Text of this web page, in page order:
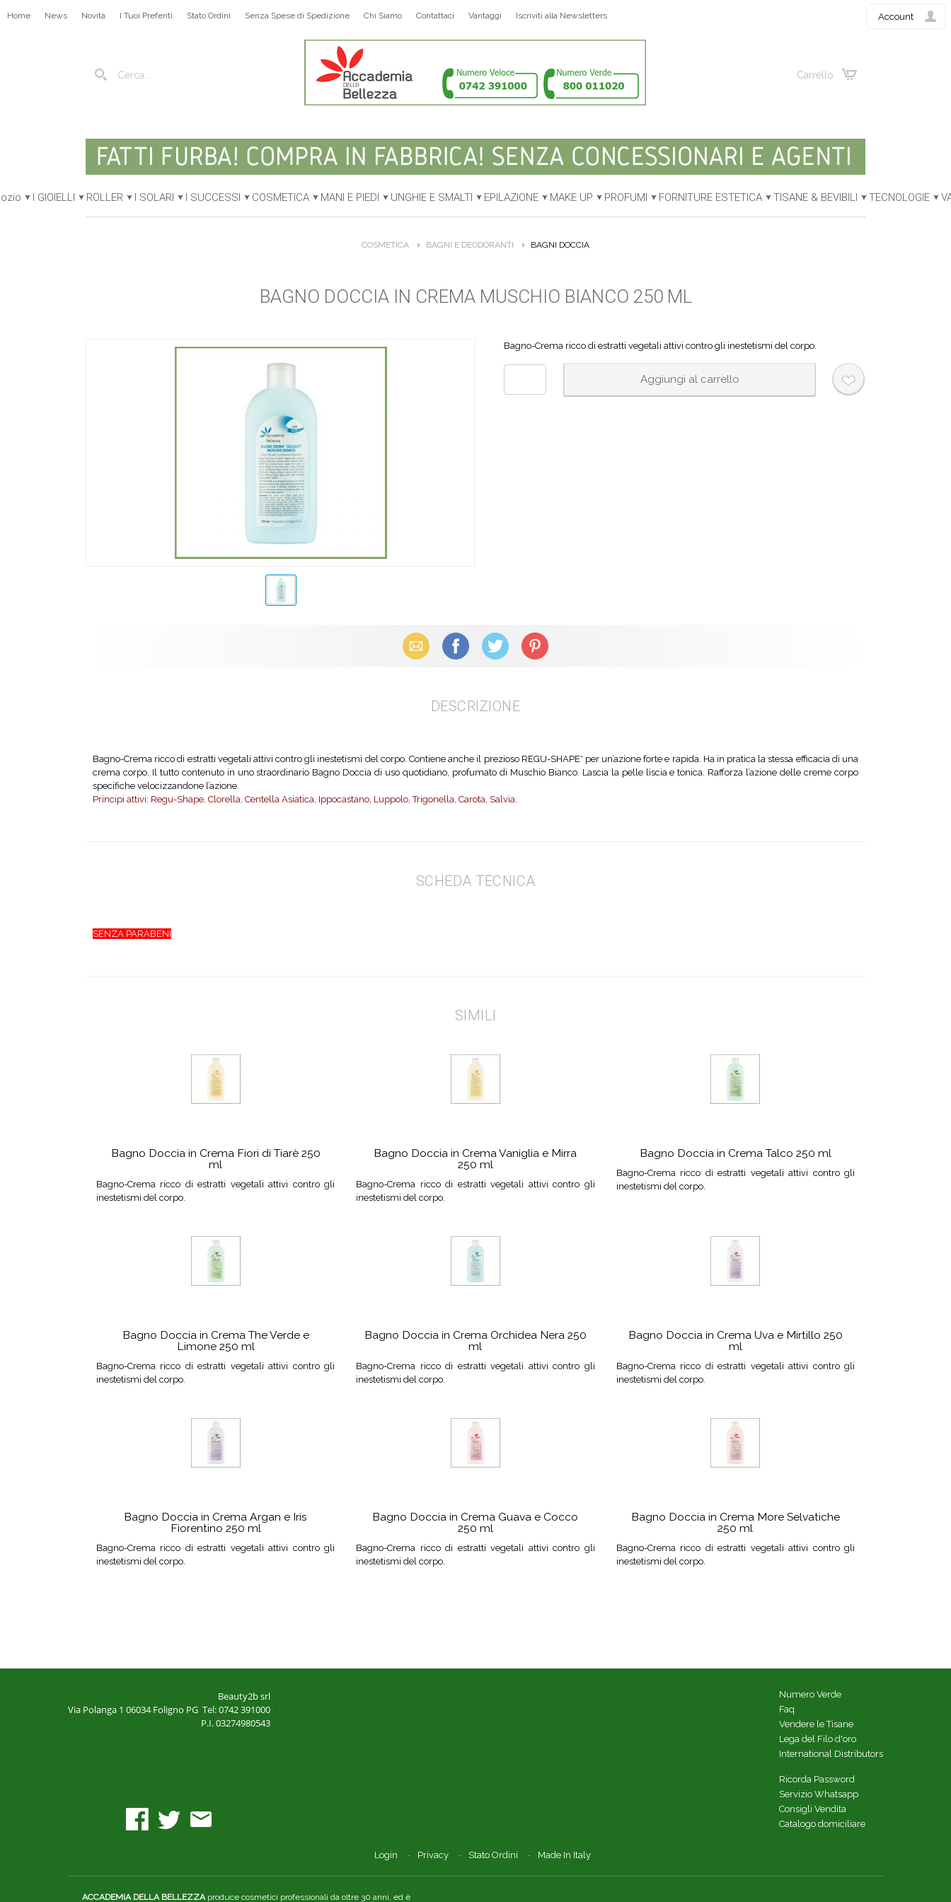
Carrello
Account
Home News Novità I Tuoi Preferiti Stato Ordini Senza Spese di Spedizione Chi Siamo Contattaci Vantaggi Iscriviti alla Newsletters
I GIOIELLI ROLLER I SOLARI I SUCCESSI COSMETICA MANI E PIEDI UNGHIE E SMALTI EPILAZIONE MAKE UP PROFUMI FORNITURE ESTETICA TISANE & BEVIBILI TECNOLOGIE
COSMETICA BAGNI E DEODORANTI BAGNI DOCCIA
BAGNO DOCCIA IN CREMA MUSCHIO BIANCO 250 ML
Bagno-Crema ricco di estratti vegetali attivi contro gli inestetismi del corpo.
Email Facebook X (Twitter) Pinterest
DESCRIZIONE
Bagno-Crema ricco di estratti vegetali attivi contro gli inestetismi del corpo. Contiene anche il prezioso REGU-SHAPE* per un’azione forte e rapida. Ha in pratica la stessa efficacia di una
crema corpo. Il tutto contenuto in uno straordinario Bagno Doccia di uso quotidiano, profumato di Muschio Bianco. Lascia la pelle liscia e tonica. Rafforza l’azione delle creme corpo
specifiche velocizzandone l’azione.
Principi attivi: Regu-Shape, Clorella, Centella Asiatica, Ippocastano, Luppolo, Trigonella, Carota, Salvia.
SCHEDA TECNICA
SENZA PARABENI
SIMILI
Bagno Doccia in Crema Fiori di Tiarè 250
ml
Bagno-Crema ricco di estratti vegetali attivi contro gli
inestetismi del corpo.
Bagno Doccia in Crema Vaniglia e Mirra
250 ml
Bagno-Crema ricco di estratti vegetali attivi contro gli
inestetismi del corpo.
Bagno Doccia in Crema Talco 250 ml
Bagno-Crema ricco di estratti vegetali attivi contro gli
inestetismi del corpo.
Bagno Doccia in Crema The Verde e
Limone 250 ml
Bagno-Crema ricco di estratti vegetali attivi contro gli
inestetismi del corpo.
Bagno Doccia in Crema Orchidea Nera 250
ml
Bagno-Crema ricco di estratti vegetali attivi contro gli
inestetismi del corpo.
Bagno Doccia in Crema Uva e Mirtillo 250
ml
Bagno-Crema ricco di estratti vegetali attivi contro gli
inestetismi del corpo.
Bagno Doccia in Crema Argan e Iris
Fiorentino 250 ml
Bagno-Crema ricco di estratti vegetali attivi contro gli
inestetismi del corpo.
Bagno Doccia in Crema Guava e Cocco
250 ml
Bagno-Crema ricco di estratti vegetali attivi contro gli
inestetismi del corpo.
Bagno Doccia in Crema More Selvatiche
250 ml
Bagno-Crema ricco di estratti vegetali attivi contro gli
inestetismi del corpo.
Beauty2b srl
Via Polanga 1 06034 Foligno PG Tel: 0742 391000
P.I. 03274980543
Numero Verde
Faq
Vendere le Tisane
Lega del Filo d'oro
International Distributors
Ricorda Password
Servizio Whatsapp
Consigli Vendita
Catalogo domiciliare
Login Privacy Stato Ordini Made In Italy
ACCADEMIA DELLA BELLEZZA produce cosmetici professionali da oltre 30 anni, ed è